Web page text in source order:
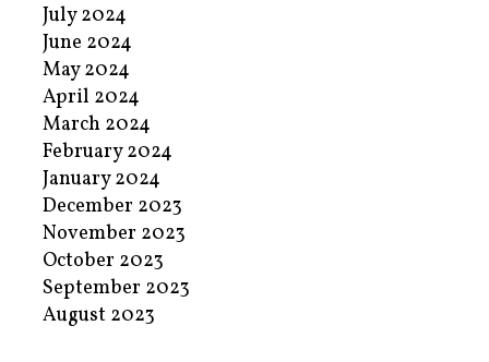
July 2024
June 2024
May 2024
April 2024
March 2024
February 2024
January 2024
December 2023
November 2023
October 2023
September 2023
August 2023